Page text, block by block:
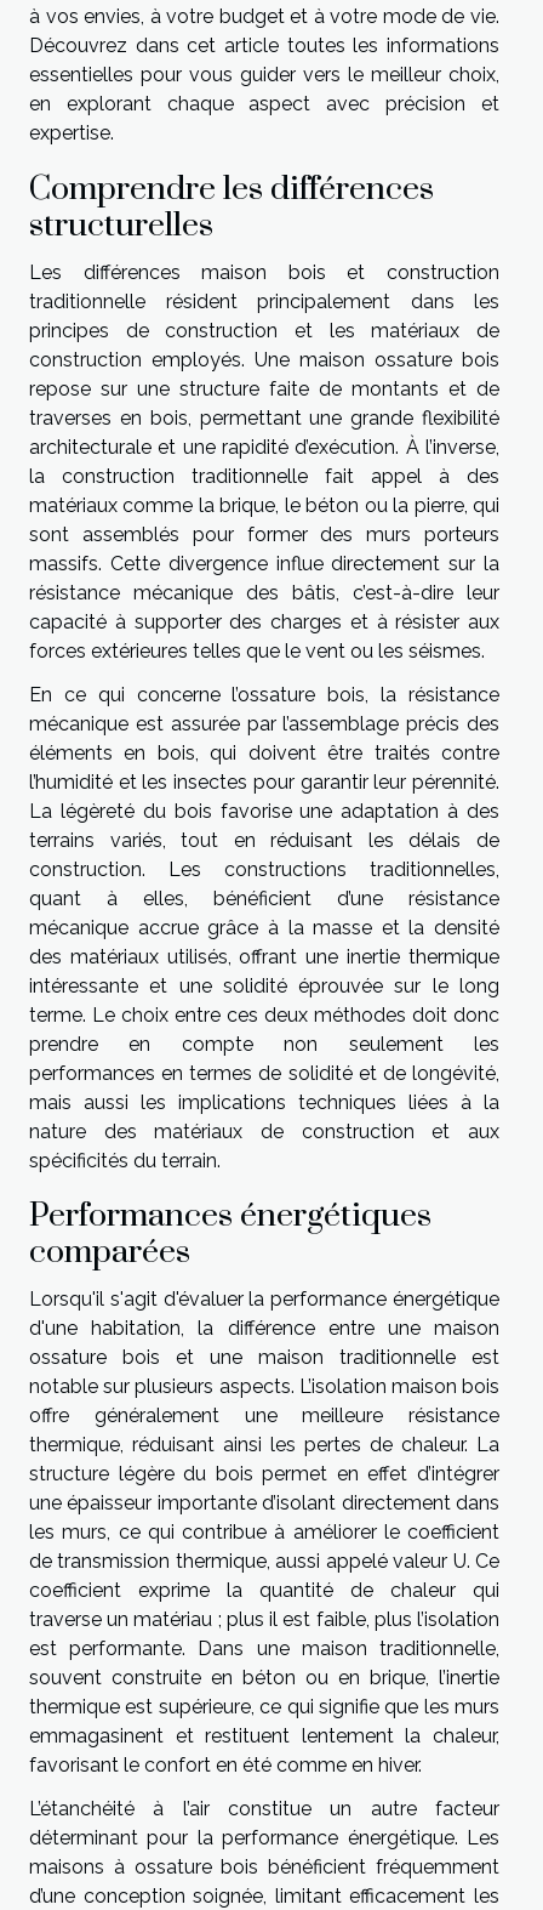
à vos envies, à votre budget et à votre mode de vie.
Découvrez dans cet article toutes les informations
essentielles pour vous guider vers le meilleur choix,
en explorant chaque aspect avec précision et
expertise.
Comprendre les différences
structurelles
Les différences maison bois et construction
traditionnelle résident principalement dans les
principes de construction et les matériaux de
construction employés. Une maison ossature bois
repose sur une structure faite de montants et de
traverses en bois, permettant une grande flexibilité
architecturale et une rapidité d’exécution. À l’inverse,
la construction traditionnelle fait appel à des
matériaux comme la brique, le béton ou la pierre, qui
sont assemblés pour former des murs porteurs
massifs. Cette divergence influe directement sur la
résistance mécanique des bâtis, c’est-à-dire leur
capacité à supporter des charges et à résister aux
forces extérieures telles que le vent ou les séismes.
En ce qui concerne l’ossature bois, la résistance
mécanique est assurée par l’assemblage précis des
éléments en bois, qui doivent être traités contre
l’humidité et les insectes pour garantir leur pérennité.
La légèreté du bois favorise une adaptation à des
terrains variés, tout en réduisant les délais de
construction. Les constructions traditionnelles,
quant à elles, bénéficient d’une résistance
mécanique accrue grâce à la masse et la densité
des matériaux utilisés, offrant une inertie thermique
intéressante et une solidité éprouvée sur le long
terme. Le choix entre ces deux méthodes doit donc
prendre en compte non seulement les
performances en termes de solidité et de longévité,
mais aussi les implications techniques liées à la
nature des matériaux de construction et aux
spécificités du terrain.
Performances énergétiques
comparées
Lorsqu'il s'agit d'évaluer la performance énergétique
d'une habitation, la différence entre une maison
ossature bois et une maison traditionnelle est
notable sur plusieurs aspects. L’isolation maison bois
offre généralement une meilleure résistance
thermique, réduisant ainsi les pertes de chaleur. La
structure légère du bois permet en effet d’intégrer
une épaisseur importante d’isolant directement dans
les murs, ce qui contribue à améliorer le coefficient
de transmission thermique, aussi appelé valeur U. Ce
coefficient exprime la quantité de chaleur qui
traverse un matériau ; plus il est faible, plus l’isolation
est performante. Dans une maison traditionnelle,
souvent construite en béton ou en brique, l’inertie
thermique est supérieure, ce qui signifie que les murs
emmagasinent et restituent lentement la chaleur,
favorisant le confort en été comme en hiver.
L’étanchéité à l’air constitue un autre facteur
déterminant pour la performance énergétique. Les
maisons à ossature bois bénéficient fréquemment
d’une conception soignée, limitant efficacement les